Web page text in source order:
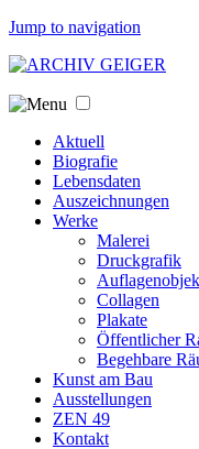
Jump to navigation
Aktuell
Biografie
Lebensdaten
Auszeichnungen
Werke
Malerei
Druckgrafik
Collagen
Plakate
Öffentlicher
Begehbare
Kunst am Bau
Ausstellungen
ZEN 49
Kontakt